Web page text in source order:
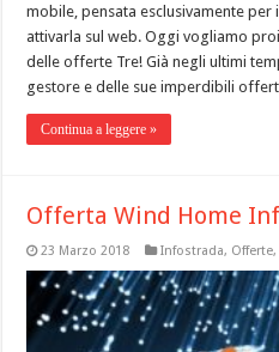
mobile, pensata esclusivamente per
attivarla sul web. Oggi vogliamo
delle offerte Tre! Già negli ultimi
gestore e delle sue imperdibili
Continua a leggere »
Offerta Wind Home
23 Marzo 2018 Infostrada, Offerte